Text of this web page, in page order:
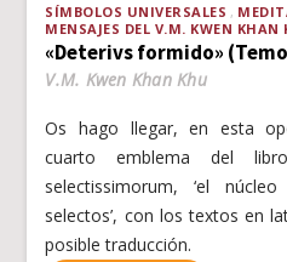
SÍMBOLOS UNIVERSALES
MENSAJES DEL V.M. KWEN KHAN
«Deterivs formido»
V.M. Kwen Khan Khu
Os hago llegar, en esta
cuarto emblema del
selectissimorum, ‘el
selectos’, con los textos en
posible traducción.